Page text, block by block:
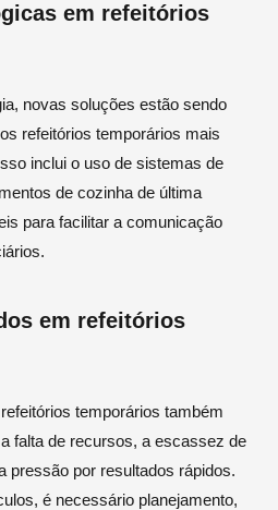
em refeitórios
novas soluções estão sendo
refeitórios temporários mais
inclui o uso de sistemas de
de cozinha de última
para facilitar a comunicação
em refeitórios
temporários também
falta de recursos, a escassez de
pressão por resultados rápidos.
é necessário planejamento,